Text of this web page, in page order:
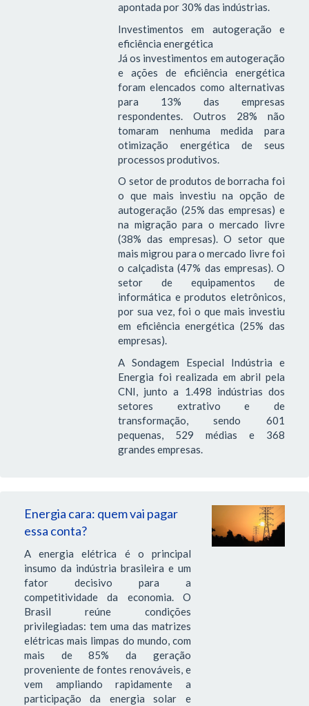
apontada por 30% das indústrias.
Investimentos em autogeração e
eficiência energética
Já os investimentos em autogeração
e ações de eficiência energética
foram elencados como alternativas
para 13% das empresas
respondentes. Outros 28% não
tomaram nenhuma medida para
otimização energética de seus
processos produtivos.
O setor de produtos de borracha foi
o que mais investiu na opção de
autogeração (25% das empresas) e
na migração para o mercado livre
(38% das empresas). O setor que
mais migrou para o mercado livre foi
o calçadista (47% das empresas). O
setor de equipamentos de
informática e produtos eletrônicos,
por sua vez, foi o que mais investiu
em eficiência energética (25% das
empresas).
A Sondagem Especial Indústria e
Energia foi realizada em abril pela
CNI, junto a 1.498 indústrias dos
setores extrativo e de
transformação, sendo 601
pequenas, 529 médias e 368
grandes empresas.
Energia cara: quem vai pagar
essa conta?
A energia elétrica é o principal
insumo da indústria brasileira e um
fator decisivo para a
competitividade da economia. O
Brasil reúne condições
privilegiadas: tem uma das matrizes
elétricas mais limpas do mundo, com
mais de 85% da geração
proveniente de fontes renováveis, e
vem ampliando rapidamente a
participação da energia solar e